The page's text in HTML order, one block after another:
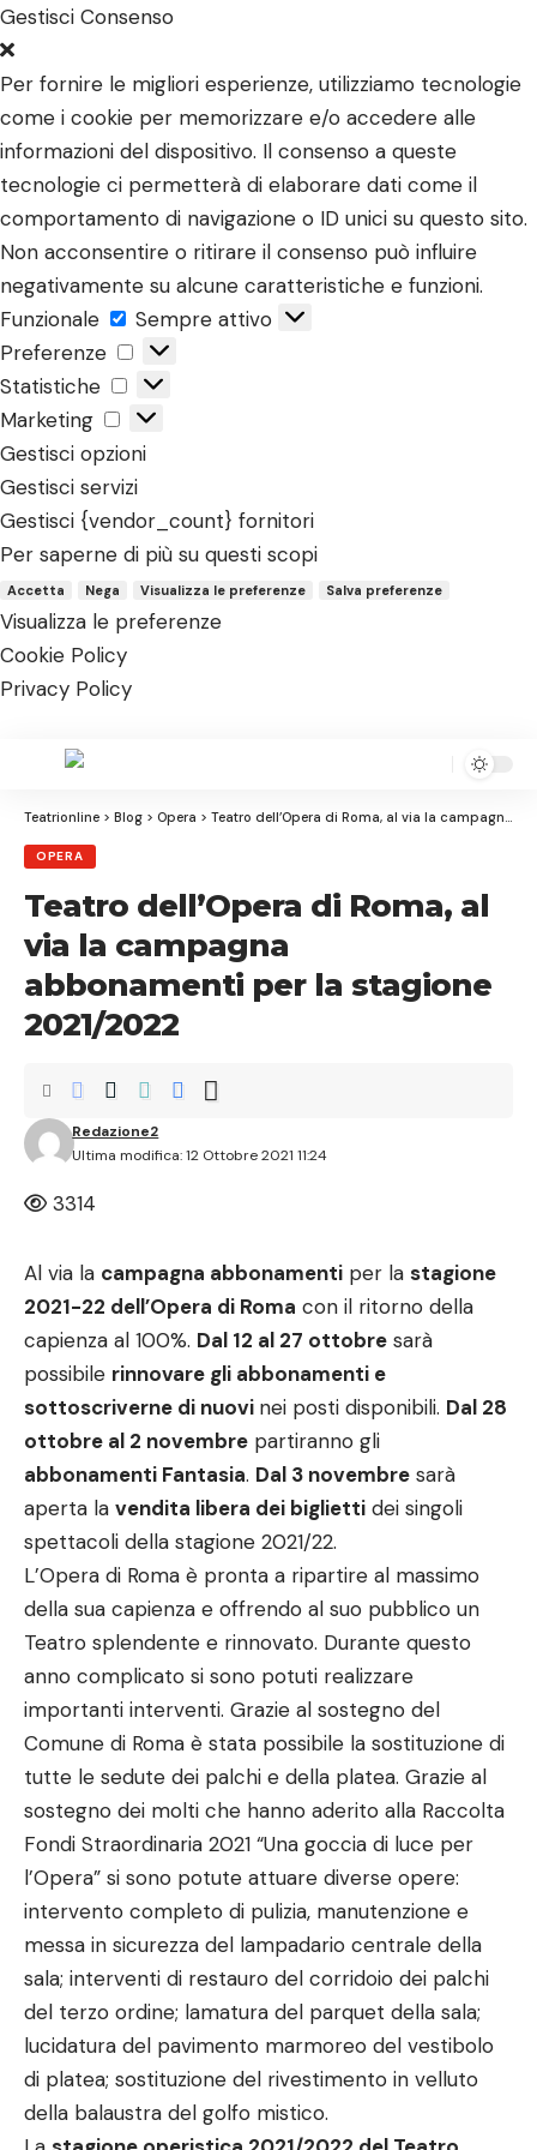
Gestisci Consenso
Per fornire le migliori esperienze, utilizziamo tecnologie
come i cookie per memorizzare e/o accedere alle
informazioni del dispositivo. Il consenso a queste
tecnologie ci permetterà di elaborare dati come il
comportamento di navigazione o ID unici su questo sito.
Non acconsentire o ritirare il consenso può influire
negativamente su alcune caratteristiche e funzioni.
Funzionale
Funzionale
Sempre attivo
Preferenze
Preferenze
Statistiche
Statistiche
Marketing
Marketing
Gestisci opzioni
Gestisci servizi
Gestisci {vendor_count} fornitori
Per saperne di più su questi scopi
Accetta Nega Visualizza le preferenze Salva preferenze
Visualizza le preferenze
Cookie Policy
Privacy Policy
Resizer
Teatrionline > Blog > Opera > Teatro dell’Opera di Roma, al via la campagna abbonamenti per la stagione 2021/2022
OPERA
Teatro dell’Opera di Roma, al
via la campagna
abbonamenti per la stagione
2021/2022
Ultima modifica: 12 Ottobre 2021 11:24
Redazione2
3314
Al via la campagna abbonamenti per la stagione
2021-22 dell’Opera di Roma con il ritorno della
capienza al 100%. Dal 12 al 27 ottobre sarà
possibile rinnovare gli abbonamenti e
sottoscriverne di nuovi nei posti disponibili. Dal 28
ottobre al 2 novembre partiranno gli
abbonamenti Fantasia. Dal 3 novembre sarà
aperta la vendita libera dei biglietti dei singoli
spettacoli della stagione 2021/22.
L’Opera di Roma è pronta a ripartire al massimo
della sua capienza e offrendo al suo pubblico un
Teatro splendente e rinnovato. Durante questo
anno complicato si sono potuti realizzare
importanti interventi. Grazie al sostegno del
Comune di Roma è stata possibile la sostituzione di
tutte le sedute dei palchi e della platea. Grazie al
sostegno dei molti che hanno aderito alla Raccolta
Fondi Straordinaria 2021 “Una goccia di luce per
l’Opera” si sono potute attuare diverse opere:
intervento completo di pulizia, manutenzione e
messa in sicurezza del lampadario centrale della
sala; interventi di restauro del corridoio dei palchi
del terzo ordine; lamatura del parquet della sala;
lucidatura del pavimento marmoreo del vestibolo
di platea; sostituzione del rivestimento in velluto
della balaustra del golfo mistico.